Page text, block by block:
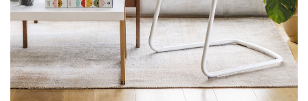
联系支持
寻找展示厅
更改地区
Opens
to
Opens
to
Opens
to
Opens
to
Opens
to
Opens
to
Opens
to
Opens
to
Opens
to